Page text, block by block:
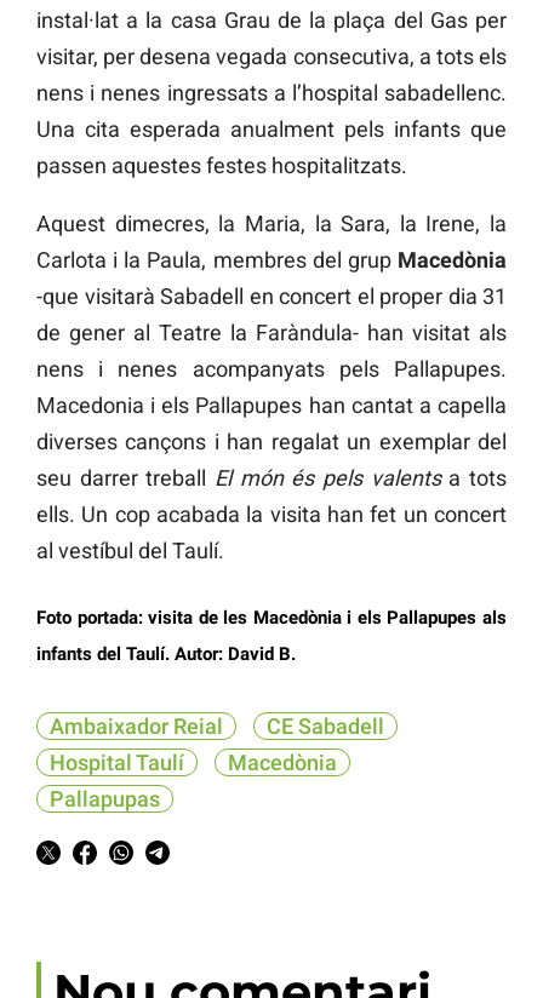
instal·lat a la casa Grau de la plaça del Gas per
visitar, per desena vegada consecutiva, a tots els
nens i nenes ingressats a l’hospital sabadellenc.
Una cita esperada anualment pels infants que
passen aquestes festes hospitalitzats.
Aquest dimecres, la Maria, la Sara, la Irene, la
Carlota i la Paula, membres del grup Macedònia
-que visitarà Sabadell en concert el proper dia 31
de gener al Teatre la Faràndula- han visitat als
nens i nenes acompanyats pels Pallapupes.
Macedonia i els Pallapupes han cantat a capella
diverses cançons i han regalat un exemplar del
seu darrer treball El món és pels valentsa tots
ells. Un cop acabada la visita han fet un concert
al vestíbul del Taulí.
Foto portada: visita de les Macedònia i els Pallapupes als
infants del Taulí. Autor: David B.
Ambaixador Reial
CE Sabadell
Hospital Taulí
Macedònia
Pallapupas